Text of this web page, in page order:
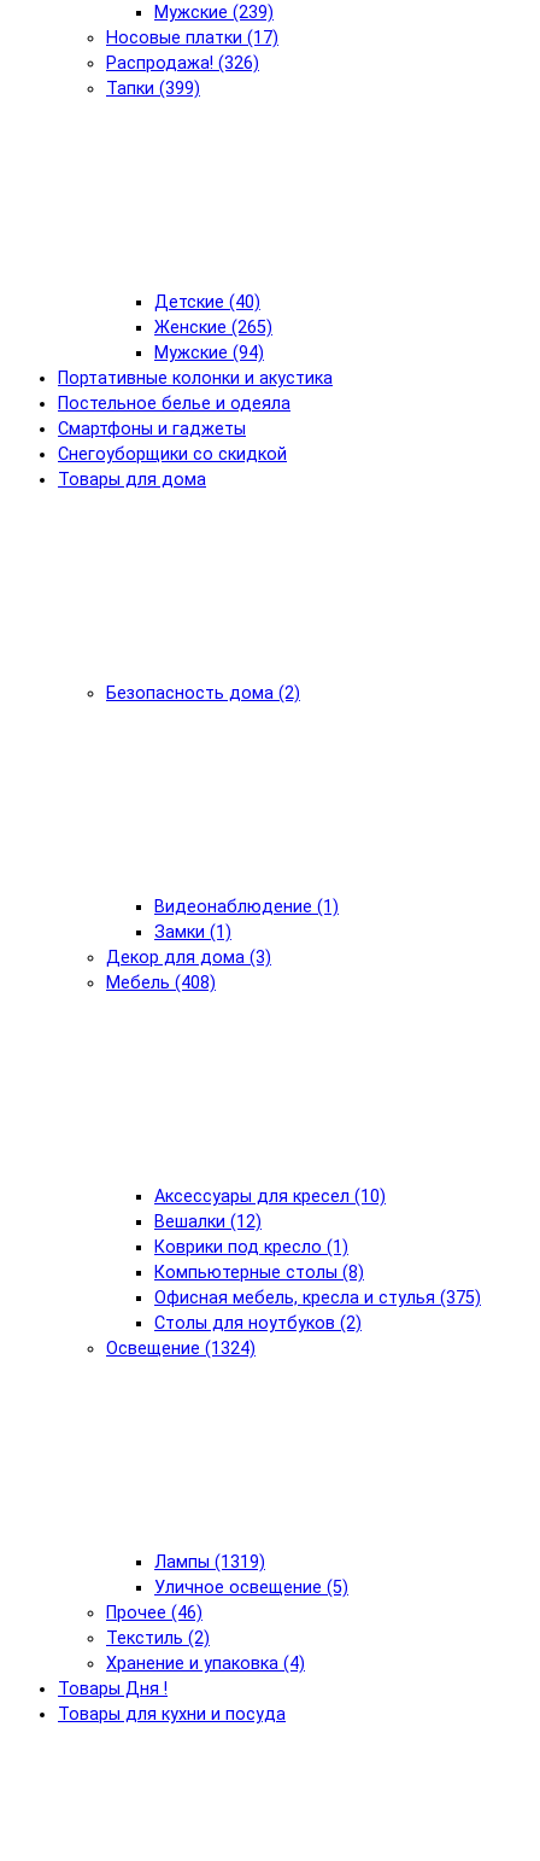
Мужские (239)
Носовые платки (17)
Распродажа! (326)
Тапки (399)
Детские (40)
Женские (265)
Мужские (94)
Портативные колонки и акустика
Постельное белье и одеяла
Смартфоны и гаджеты
Снегоуборщики со скидкой
Товары для дома
Безопасность дома (2)
Видеонаблюдение (1)
Замки (1)
Декор для дома (3)
Мебель (408)
Аксессуары для кресел (10)
Вешалки (12)
Коврики под кресло (1)
Компьютерные столы (8)
Офисная мебель, кресла и стулья (375)
Столы для ноутбуков (2)
Освещение (1324)
Лампы (1319)
Уличное освещение (5)
Прочее (46)
Текстиль (2)
Хранение и упаковка (4)
Товары Дня !
Товары для кухни и посуда